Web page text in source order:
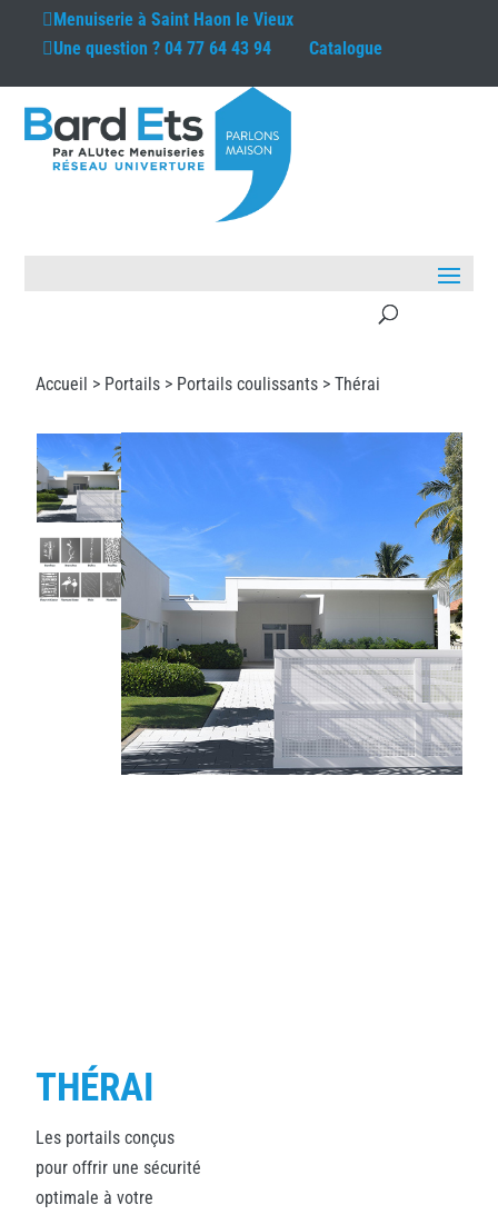
Menuiserie àSaint Haon le Vieux
Une question ?04 77 64 43 94 Catalogue
Accueil > Portails > Portails coulissants > Thérai
THÉRAI
Les portails conçus
pour offrir une sécurité
optimale à votre